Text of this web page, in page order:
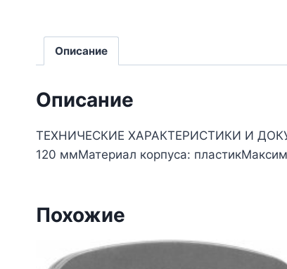
Описание
Описание
ТЕХНИЧЕСКИЕ ХАРАКТЕРИСТИКИ И
120 ммМатериал корпуса:
Похожие